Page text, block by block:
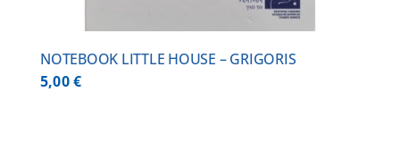
NOTEBOOK LITTLE HOUSE – GRIGORIS
5,00€